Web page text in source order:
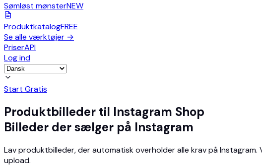
Sømløst mønsterNEW
ProduktkatalogFREE
Se alle værktøjer →
PriserAPI
Log ind
Start Gratis
Produktbilleder til Instagram Shop
Billeder der sælger på Instagram
Lav produktbilleder, der automatisk overholder alle krav på
upload.